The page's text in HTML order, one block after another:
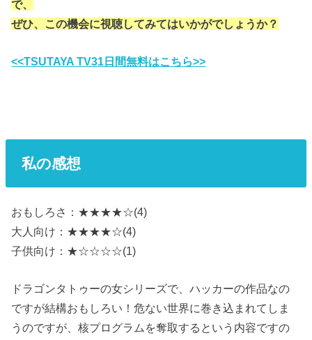
で、
ぜひ、この機会に視聴してみてはいかがでしょうか？
<<TSUTAYA TV31日間無料はこちら>>
私の感想
おもしろさ：★★★★☆(4)
大人向け：★★★★☆(4)
子供向け：★☆☆☆☆(1)
ドラゴンタトゥーの女シリーズで、ハッカーの作品なの
ですが結構おもしろい！危ない世界に巻き込まれてしま
うのですが、核プログラムを奪取するという内容ですの